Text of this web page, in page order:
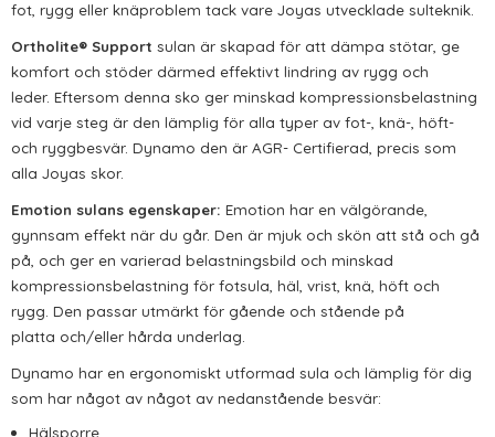
fot, rygg eller knäproblem tack vare Joyas utvecklade sulteknik
Ortholite® Support sulan är skapad för att dämpa stötar , ge
komfort och stöder därmed effektivt lindring av rygg och
leder. Eftersom denna sko ger minskad kompressionsbelastning
vid varje steg är den lämplig för alla typer av fot-, knä-, höft-
och ryggbesvär. Dynamo den är AGR- Certifierad, precis som
alla Joyas skor.
Emotion sulans egenskaper: Emotion har en välgörande,
gynnsam effekt när du går. Den är mjuk och skön att stå och gå
på, och ger en varierad belastningsbild och minskad
kompressionsbelastning för fotsula, häl, vrist, knä, höft och
rygg. Den passar utmärkt för gående och stående på
platta och/eller hårda underlag.
Dynamo har en ergonomiskt utformad sula och lämplig för dig
som har något av något av nedanstående besvär:
Hälsporre